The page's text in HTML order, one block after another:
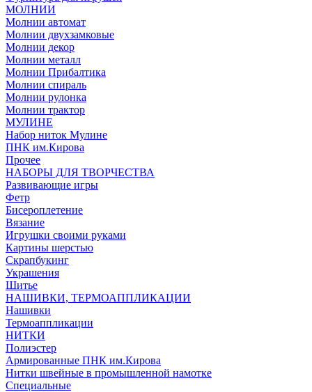
МОЛНИИ
Молнии автомат
Молнии двухзамковые
Молнии декор
Молнии металл
Молнии Прибалтика
Молнии спираль
Молнии рулонка
Молнии трактор
МУЛИНЕ
Набор ниток Мулине
ПНК им.Кирова
Прочее
НАБОРЫ ДЛЯ ТВОРЧЕСТВА
Развивающие игры
Фетр
Бисероплетение
Вязание
Игрушки своими руками
Картины шерстью
Скрапбукинг
Украшения
Шитье
НАШИВКИ, ТЕРМОАППЛИКАЦИИ
Нашивки
Термоаппликации
НИТКИ
Полиэстер
Армированные ПНК им.Кирова
Нитки швейные в промышленной намотке
Специальные